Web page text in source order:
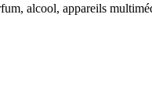
alcool, appareils